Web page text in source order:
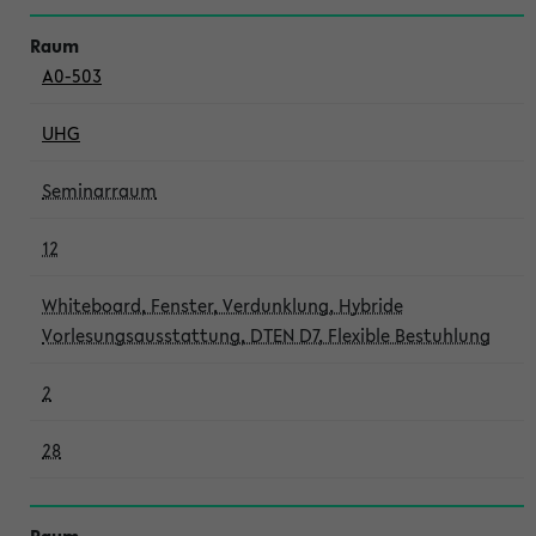
A0-503
UHG
Seminarraum
12
Whiteboard, Fenster, Verdunklung, Hybride
Vorlesungsausstattung, DTEN D7, Flexible Bestuhlung
2
28